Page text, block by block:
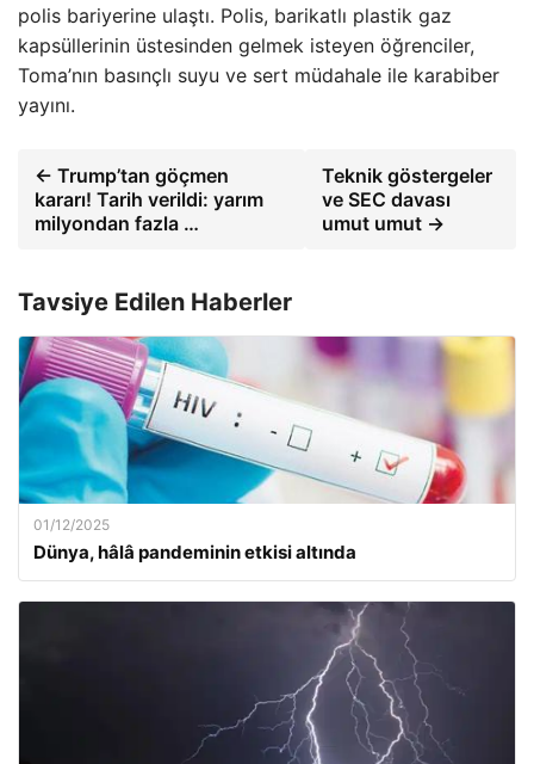
polis bariyerine ulaştı. Polis, barikatlı plastik gaz
kapsüllerinin üstesinden gelmek isteyen öğrenciler,
Toma’nın basınçlı suyu ve sert müdahale ile karabiber
yayını.
← Trump’tan göçmen
kararı! Tarih verildi: yarım
milyondan fazla …
Teknik göstergeler
ve SEC davası
umut umut →
Tavsiye Edilen Haberler
01/12/2025
Dünya, hâlâ pandeminin etkisi altında